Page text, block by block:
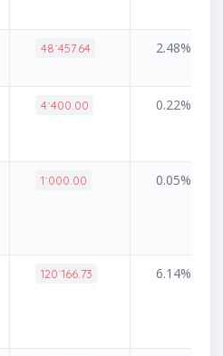
48˙457.64 2.48%
4˙400.00 0.22%
1˙000.00 0.05%
120˙166.73 6.14%